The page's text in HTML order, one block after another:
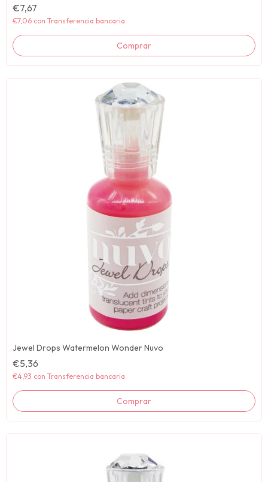
€7,67
€7,06 con Transferencia bancaria
Jewel Drops Watermelon Wonder Nuvo
€5,36
€4,93 con Transferencia bancaria